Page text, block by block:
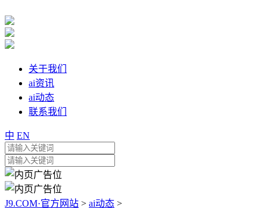
关于我们
ai资讯
ai动态
联系我们
中 EN
J9.COM·官方网站 > ai动态 >